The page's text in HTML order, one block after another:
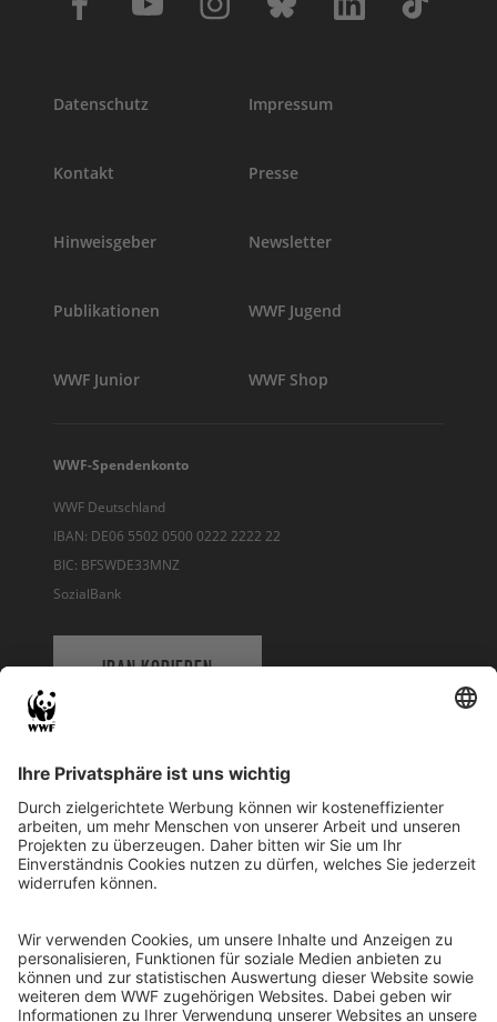
Datenschutz Impressum
Kontakt Presse
Hinweisgeber Newsletter
Publikationen WWF Jugend
WWF Junior WWF Shop
WWF-Spendenkonto
WWF Deutschland
IBAN: DE06 5502 0500 0222 2222 22
BIC: BFSWDE33MNZ
SozialBank
IBAN KOPIEREN
WWF Deutschland
Reinhardtstr. 18
10117 Berlin
Ihre Spende kann steuerlich geltend gemacht werden
Registriert als Stiftung WWF Deutschland, Senatsverwaltung für